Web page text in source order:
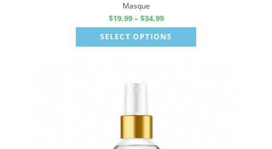
Masque
$19.99– $34.99
SELECT OPTIONS